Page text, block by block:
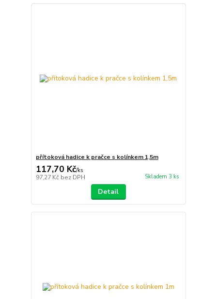
přítoková hadice k pračce s kolínkem 1,5m
117,70 Kč/ks
97,27 Kč bez DPH Skladem 3 ks
Detail